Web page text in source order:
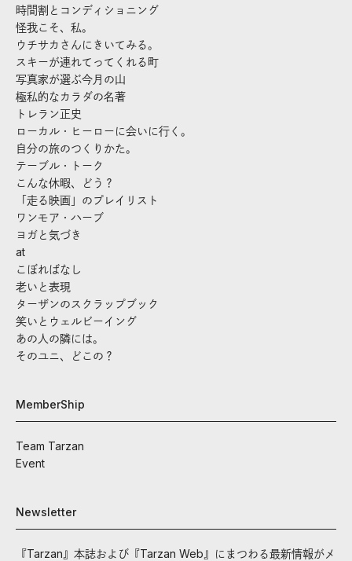
時間割とコンディショニング
怪我こそ、私。
ウチサカさんにきいてみる。
スキーが連れてってくれる町
写真家が選ぶ今月の山
極私的なカラダの名著
トレラン正史
ローカル・ヒーローに会いに行く。
自分の旅のつくりかた。
テーブル・トーク
こんな休暇、どう？
「走る映画」のプレイリスト
ワンモア・ハーブ
ヨガと気づき
at
こぼればなし
老いと表現
ターザンのスクラップブック
笑いとウェルビーイング
あの人の隣には。
そのユニ、どこの？
MemberShip
Team Tarzan
Event
Newsletter
『Tarzan』本誌および『Tarzan Web』にまつわる最新情報がメ